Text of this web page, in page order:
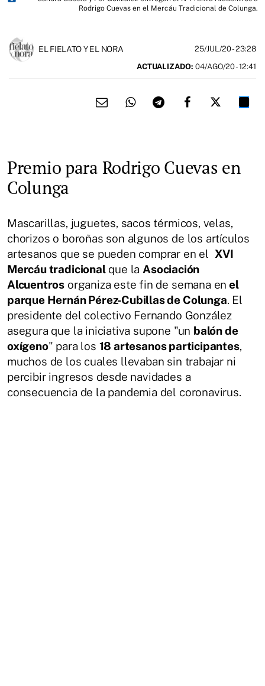
Rodrigo Cuevas en el Mercáu Tradicional de Colunga.
EL FIELATO Y EL NORA 25/JUL/20- 23:28
ACTUALIZADO: 04/AGO/20 - 12:41
Premio para Rodrigo Cuevas en
Colunga
Mascarillas, juguetes, sacos térmicos, velas,
chorizos o boroñas son algunos de los artículos
artesanos que se pueden comprar en el XVI
Mercáu tradicionalque la Asociación
Alcuentros organiza este fin de semana en el
parque Hernán Pérez-Cubillas de Colunga. El
presidente del colectivo Fernando González
asegura que la iniciativa supone "un balón de
oxígeno" para los 18 artesanos participantes,
muchos de los cuales llevaban sin trabajar ni
percibir ingresos desde navidades a
consecuencia de la pandemia del coronavirus.